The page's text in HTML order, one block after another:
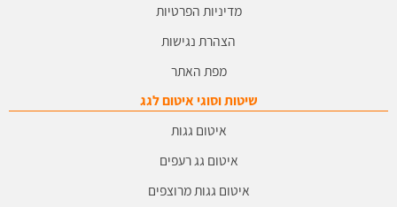
מדיניות הפרטיות
הצהרת נגישות
מפת האתר
שיטות וסוגי איטום לגג
איטום גגות
איטום גג רעפים
איטום גגות מרוצפים